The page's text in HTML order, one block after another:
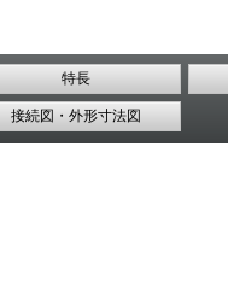
特長
接続図・外形寸法図